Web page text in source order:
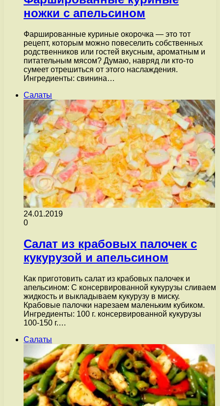
ножки с апельсином
Фаршированные куриные окорочка — это тот
рецепт, которым можно повеселить собственных
родственников или гостей вкусным, ароматным и
питательным мясом? Думаю, навряд ли кто-то
сумеет отрешиться от этого наслаждения.
Ингредиенты: свинина…
Салаты
24.01.2019
0
Салат из крабовых палочек с
кукурузой и апельсином
Как приготовить салат из крабовых палочек и
апельсином: С консервированной кукурузы сливаем
жидкость и выкладываем кукурузу в миску.
Крабовые палочки нарезаем маленьким кубиком.
Ингредиенты: 100 г. консервированной кукурузы
100-150 г.…
Салаты